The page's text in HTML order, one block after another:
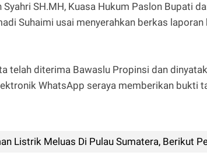
SH.MH, Kuasa Hukum Paslon Bupati
Suhaimi usai menyerahkan berkas
telah diterima Bawaslu Propinsi dan
WhatsApp seraya memberikan bukti
Listrik Meluas Di Pulau Sumatera, Berikut